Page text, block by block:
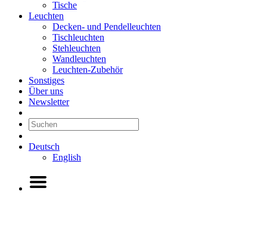
Tische
Leuchten
Decken- und Pendelleuchten
Tischleuchten
Stehleuchten
Wandleuchten
Leuchten-Zubehör
Sonstiges
Über uns
Newsletter
Deutsch
English